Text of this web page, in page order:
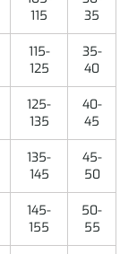
115
35
115-
125
35-
40
125-
135
40-
45
135-
145
45-
50
145-
155
50-
55